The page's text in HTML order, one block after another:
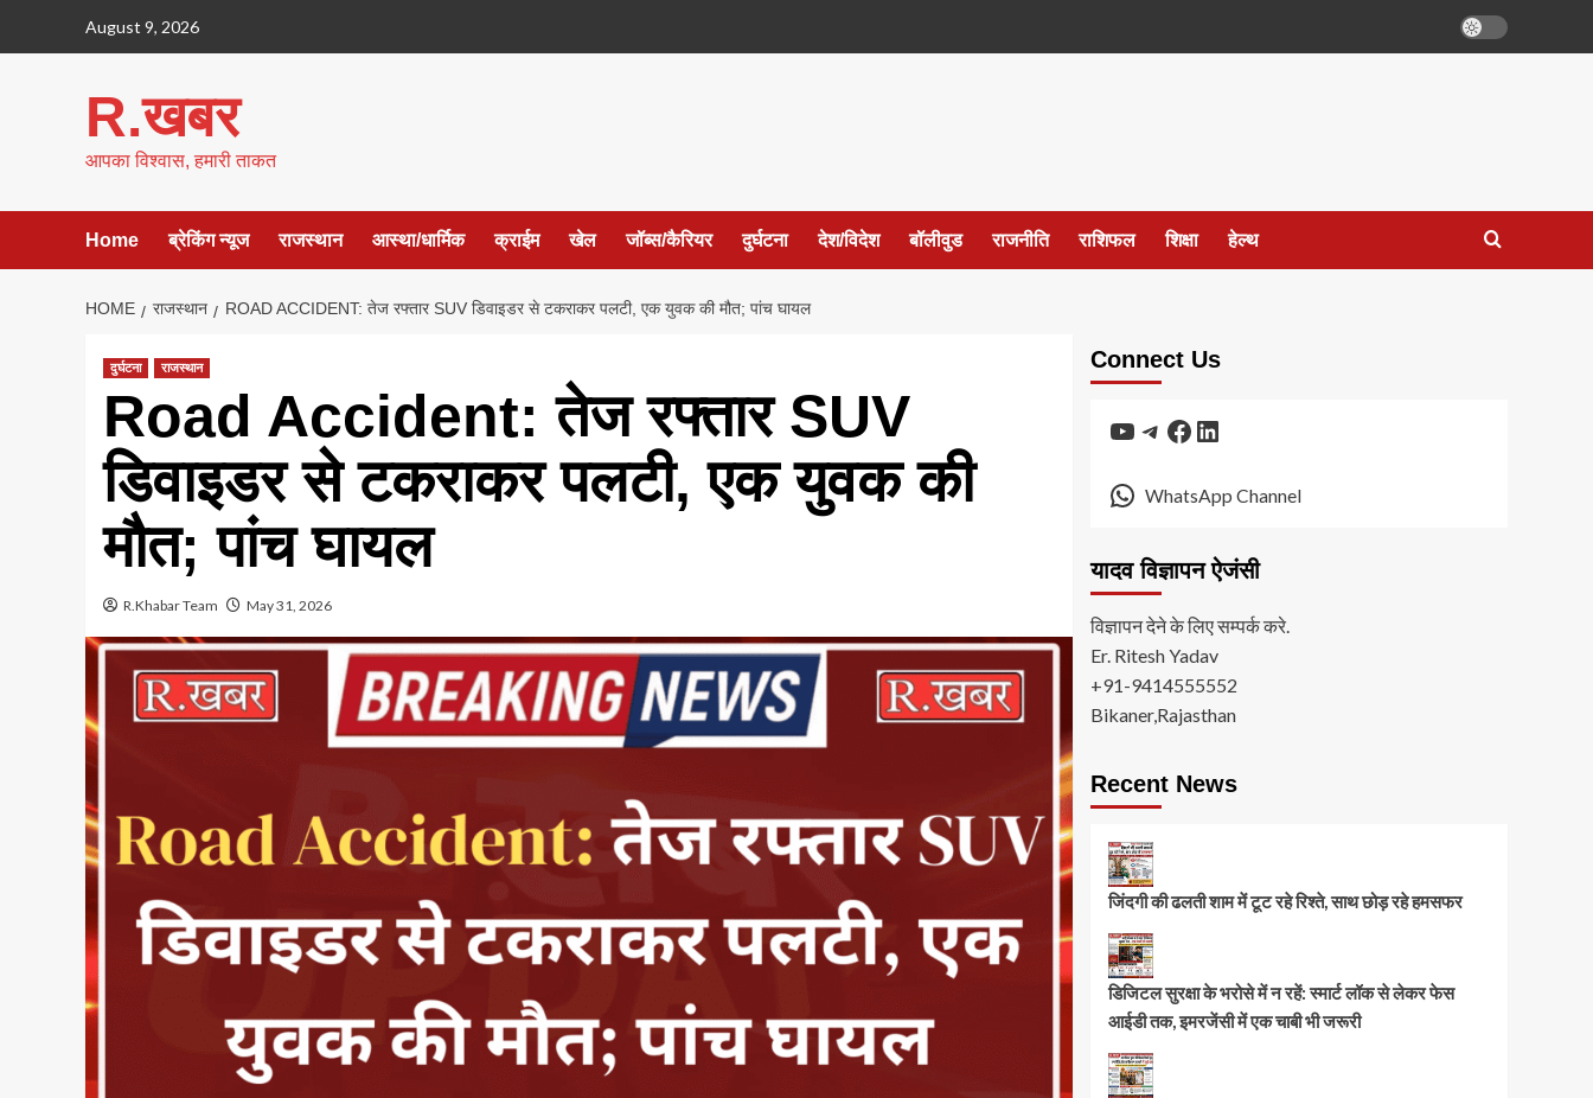
August 9, 2026
R.खबर
आपका विश्वास, हमारी ताकत
Home ब्रेकिंग न्यूज राजस्थान आस्था/धार्मिक क्राईम खेल जॉब्स/कैरियर दुर्घटना देश/विदेश बॉलीवुड राजनीति राशिफल शिक्षा हेल्थ
HOME राजस्थान ROAD ACCIDENT: तेज रफ्तार SUV डिवाइडर से टकराकर पलटी, एक युवक की मौत; पांच घायल
दुर्घटना राजस्थान
Road Accident: तेज रफ्तार SUV
डिवाइडर से टकराकर पलटी, एक युवक की
मौत; पांच घायल
R.Khabar Team May 31, 2026
Connect Us
YouTube
Telegram
Facebook
LinkedIn
WhatsApp Channel
यादव विज्ञापन ऐजंसी
विज्ञापन देने के लिए सम्पर्क करे.
Er. Ritesh Yadav
+91-9414555552
Bikaner,Rajasthan
Recent News
जिंदगी की ढलती शाम में टूट रहे रिश्ते, साथ छोड़ रहे हमसफर
डिजिटल सुरक्षा के भरोसे में न रहें: स्मार्ट लॉक से लेकर फेस
आईडी तक, इमरजेंसी में एक चाबी भी जरूरी